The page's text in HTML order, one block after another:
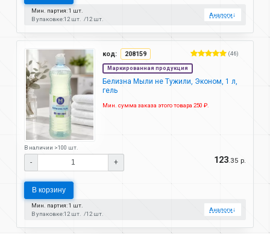
Мин. партия: 1 шт.
В упаковке:12 шт. 12 шт.
Аналоги↓
код: 208159 (46)
Маркированная продукция
Белизна Мыли не Тужили, Эконом, 1 л,
гель
Мин. сумма заказа этого товара 250 ₽.
В наличии >100 шт.
- + 123 .35 р.
В корзину
Мин. партия: 1 шт.
В упаковке:12 шт. 12 шт.
Аналоги↓